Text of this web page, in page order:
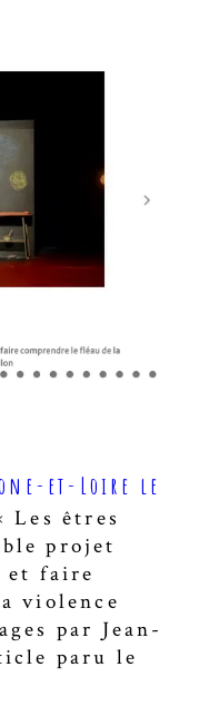
et-Loire le
Les êtres
projet
et faire
violence
par Jean-
paru le